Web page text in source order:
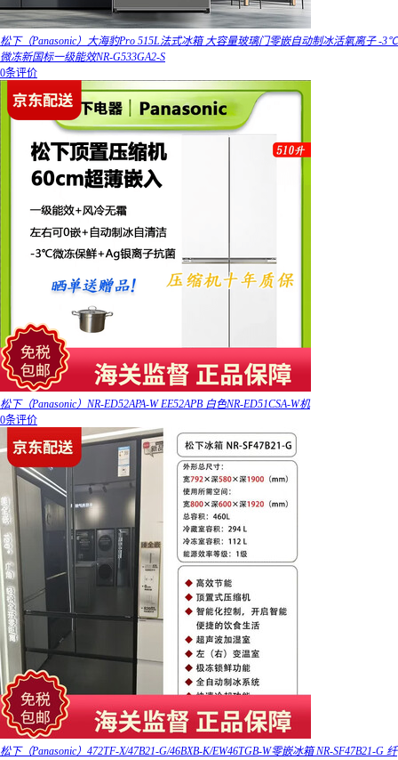
松下（Panasonic）大海豹Pro 515L法式冰箱 大容量玻璃门零嵌自动制冰活氧离子 -3℃
微冻新国标一级能效NR-G533GA2-S
0条评价
松下（Panasonic）NR-ED52APA-W EE52APB 白色NR-ED51CSA-W机
0条评价
松下（Panasonic）472TF-X/47B21-G/46BXB-K/EW46TGB-W零嵌冰箱 NR-SF47B21-G 纤